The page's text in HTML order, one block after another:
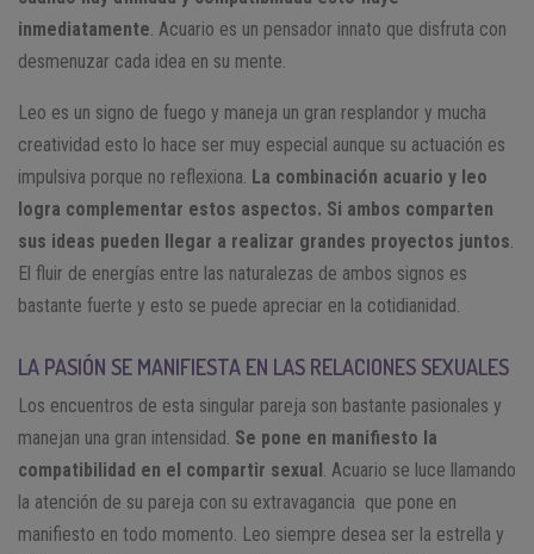
inmediatamente. Acuario es un pensador innato que disfruta con
desmenuzar cada idea en su mente.
Leo es un signo de fuego y maneja un gran resplandor y mucha
creatividad esto lo hace ser muy especial aunque su actuación es
impulsiva porque no reflexiona. La combinación acuario y leo
logra complementar estos aspectos. Si ambos comparten
sus ideas pueden llegar a realizar grandes proyectos juntos.
El fluir de energías entre las naturalezas de ambos signos es
bastante fuerte y esto se puede apreciar en la cotidianidad.
LA PASIÓN SE MANIFIESTA EN LAS RELACIONES SEXUALES
Los encuentros de esta singular pareja son bastante pasionales y
manejan una gran intensidad. Se pone en manifiesto la
compatibilidad en el compartir sexual . Acuario se luce llamando
la atención de su pareja con su extravagancia que pone en
manifiesto en todo momento. Leo siempre desea ser la estrella y